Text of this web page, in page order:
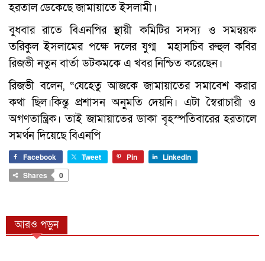
হরতাল ডেকেছে জামায়াতে ইসলামী।
বুধবার রাতে বিএনপির স্থায়ী কমিটির সদস্য ও সমন্বয়ক
তরিকুল ইসলামের পক্ষে দলের যুগ্ম মহাসচিব রুহুল কবির
রিজভী নতুন বার্তা ডটকমকে এ খবর নিশ্চিত করেছেন।
রিজভী বলেন, “যেহেতু আজকে জামায়াতের সমাবেশ করার
কথা ছিল।কিন্তু প্রশাসন অনুমতি দেয়নি। এটা স্বৈরাচারী ও
অগণতান্ত্রিক। তাই জামায়াতের ডাকা বৃহস্পতিবারের হরতালে
সমর্থন দিয়েছে বিএনপি
Facebook Tweet Pin
LinkedIn
Shares
0
আরও পড়ুন